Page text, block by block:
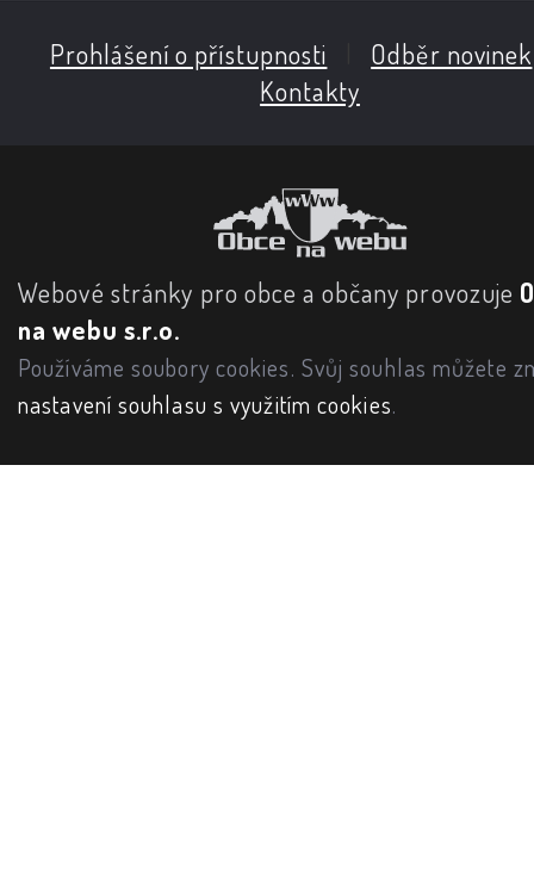
Prohlášení o přístupnosti Odběr novinek
Kontakty
Webové stránky pro obce a občany provozuje
na webu s.r.o.
Používáme soubory cookies. Svůj souhlas můžete
nastavení souhlasu s využitím cookies.